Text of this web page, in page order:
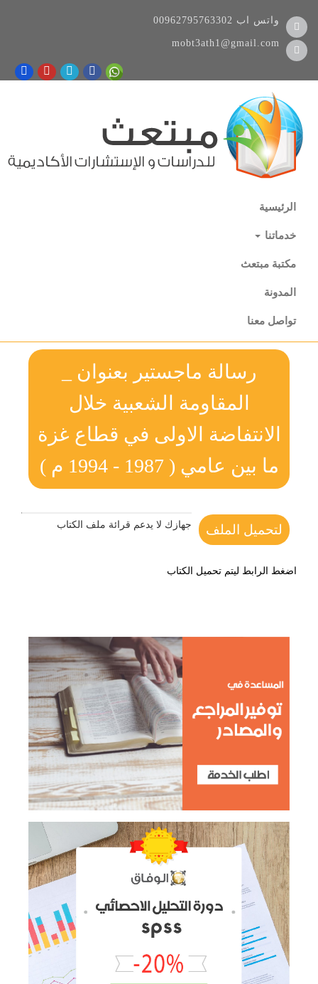
00962795763302 واتس اب
mobt3ath1@gmail.com
الرئيسية
خدماتنا
مكتبة مبتعث
المدونة
تواصل معنا
رسالة ماجستير بعنوان _
المقاومة الشعبية خلال
الانتفاضة الاولى في قطاع غزة
ما بين عامي ( 1987 - 1994 م )
لتحميل الملف جهازك لا يدعم قرائة ملف الكتاب
اضغط الرابط ليتم تحميل الكتاب